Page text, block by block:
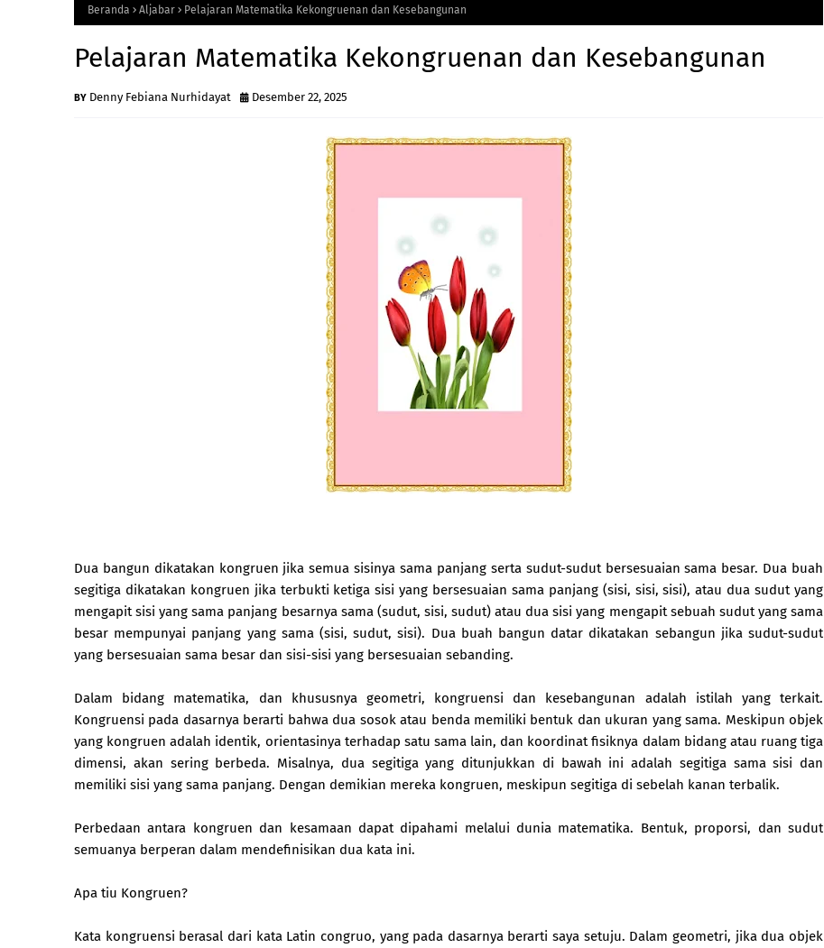
Beranda Aljabar Pelajaran Matematika Kekongruenan dan Kesebangunan
Pelajaran Matematika Kekongruenan dan Kesebangunan
Denny Febiana Nurhidayat Desember 22, 2025
Dua bangun dikatakan kongruen jika semua sisinya sama panjang serta sudut-sudut bersesuaian sama besar. Dua buah
segitiga dikatakan kongruen jika terbukti ketiga sisi yang bersesuaian sama panjang (sisi, sisi, sisi), atau dua sudut yang
mengapit sisi yang sama panjang besarnya sama (sudut, sisi, sudut) atau dua sisi yang mengapit sebuah sudut yang sama
besar mempunyai panjang yang sama (sisi, sudut, sisi). Dua buah bangun datar dikatakan sebangun jika sudut-sudut
yang bersesuaian sama besar dan sisi-sisi yang bersesuaian sebanding.
Dalam bidang matematika, dan khususnya geometri, kongruensi dan kesebangunan adalah istilah yang terkait.
Kongruensi pada dasarnya berarti bahwa dua sosok atau benda memiliki bentuk dan ukuran yang sama. Meskipun objek
yang kongruen adalah identik, orientasinya terhadap satu sama lain, dan koordinat fisiknya dalam bidang atau ruang tiga
dimensi, akan sering berbeda. Misalnya, dua segitiga yang ditunjukkan di bawah ini adalah segitiga sama sisi dan
memiliki sisi yang sama panjang. Dengan demikian mereka kongruen, meskipun segitiga di sebelah kanan terbalik.
Perbedaan antara kongruen dan kesamaan dapat dipahami melalui dunia matematika. Bentuk, proporsi, dan sudut
semuanya berperan dalam mendefinisikan dua kata ini.
Apa tiu Kongruen?
Kata kongruensi berasal dari kata Latin congruo, yang pada dasarnya berarti saya setuju. Dalam geometri, jika dua objek